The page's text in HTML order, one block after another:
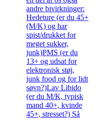
andre bivirkninger:
Hedeture (er du 45+
(M/K) og har
spist/drukket for
meget sukker,
junk)PMS (er du
13+ og udsat for
elektronisk støj,
junk food og for lidt
søvn?)Lav Libido
(er du M/K, typisk
mand 40+, kvinde
45+, stresset?) Så